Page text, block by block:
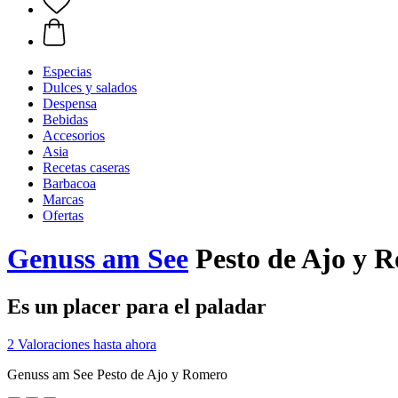
Especias
Dulces y salados
Despensa
Bebidas
Accesorios
Asia
Recetas caseras
Barbacoa
Marcas
Ofertas
Genuss am See Pesto de Ajo y
Es un placer para el paladar
2 Valoraciones hasta ahora
Genuss am See Pesto de Ajo y Romero